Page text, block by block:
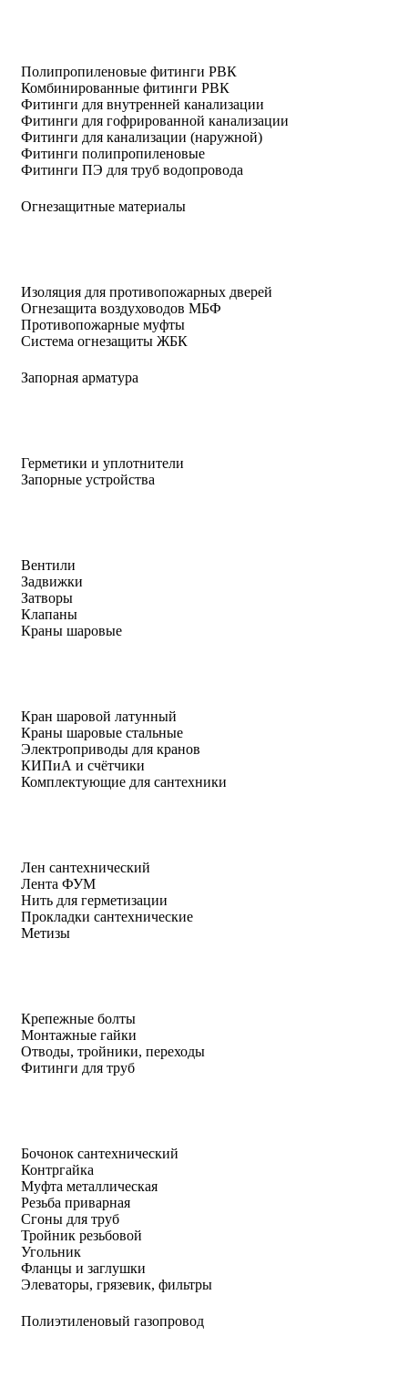
Полипропиленовые фитинги РВК
Комбинированные фитинги РВК
Фитинги для внутренней канализации
Фитинги для гофрированной канализации
Фитинги для канализации (наружной)
Фитинги полипропиленовые
Фитинги ПЭ для труб водопровода
Огнезащитные материалы
Изоляция для противопожарных дверей
Огнезащита воздуховодов МБФ
Противопожарные муфты
Система огнезащиты ЖБК
Запорная арматура
Герметики и уплотнители
Запорные устройства
Вентили
Задвижки
Затворы
Клапаны
Краны шаровые
Кран шаровой латунный
Краны шаровые стальные
Электроприводы для кранов
КИПиА и счётчики
Комплектующие для сантехники
Лен сантехнический
Лента ФУМ
Нить для герметизации
Прокладки сантехнические
Метизы
Крепежные болты
Монтажные гайки
Отводы, тройники, переходы
Фитинги для труб
Бочонок сантехнический
Контргайка
Муфта металлическая
Резьба приварная
Сгоны для труб
Тройник резьбовой
Угольник
Фланцы и заглушки
Элеваторы, грязевик, фильтры
Полиэтиленовый газопровод